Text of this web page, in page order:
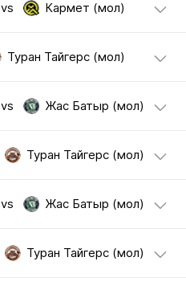
vs Кармет (мол)
Туран Тайгерс (мол)
vs Жас Батыр (мол)
Туран Тайгерс (мол)
vs Жас Батыр (мол)
Туран Тайгерс (мол)